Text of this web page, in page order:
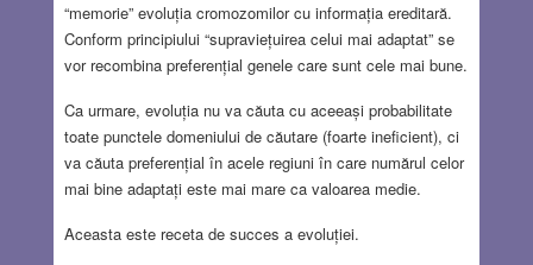
“memorie” evoluția cromozomilor cu informația ereditară.
Conform principiului “supraviețuirea celui mai adaptat” se
vor recombina preferențial genele care sunt cele mai bune.
Ca urmare, evoluția nu va căuta cu aceeași probabilitate
toate punctele domeniului de căutare (foarte ineficient), ci
va căuta preferențial în acele regiuni în care numărul celor
mai bine adaptați este mai mare ca valoarea medie.
Aceasta este receta de succes a evoluției.